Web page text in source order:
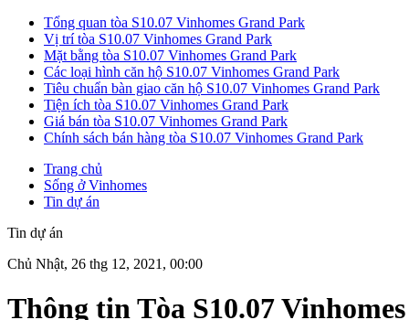
Tổng quan tòa S10.07 Vinhomes Grand Park
Vị trí tòa S10.07 Vinhomes Grand Park
Mặt bằng tòa S10.07 Vinhomes Grand Park
Các loại hình căn hộ S10.07 Vinhomes Grand Park
Tiêu chuẩn bàn giao căn hộ S10.07 Vinhomes Grand Park
Tiện ích tòa S10.07 Vinhomes Grand Park
Giá bán tòa S10.07 Vinhomes Grand Park
Chính sách bán hàng tòa S10.07 Vinhomes Grand Park
Trang chủ
Sống ở Vinhomes
Tin dự án
Tin dự án
Chủ Nhật, 26 thg 12, 2021, 00:00
Thông tin Tòa S10.07